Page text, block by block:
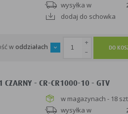
wysyłka w
dodaj do schowka
woddziałach
-
+
DO
CZARNY - CR-CR1000-10 - GTV
w magazynach - 18
wysyłka w